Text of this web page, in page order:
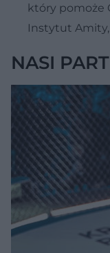
który pomoże
Instytut Amity,
NASI